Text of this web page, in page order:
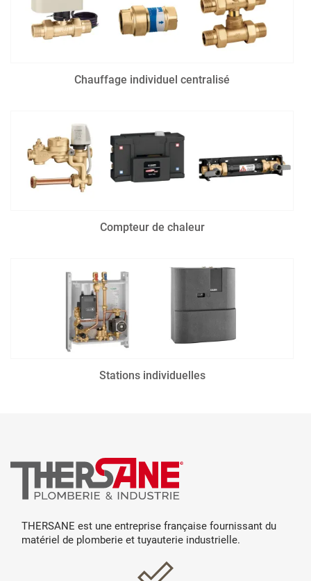
Chauffage individuel centralisé
Compteur de chaleur
Stations individuelles
THERSANE est une entreprise française fournissant du
matériel de plomberie et tuyauterie industrielle.